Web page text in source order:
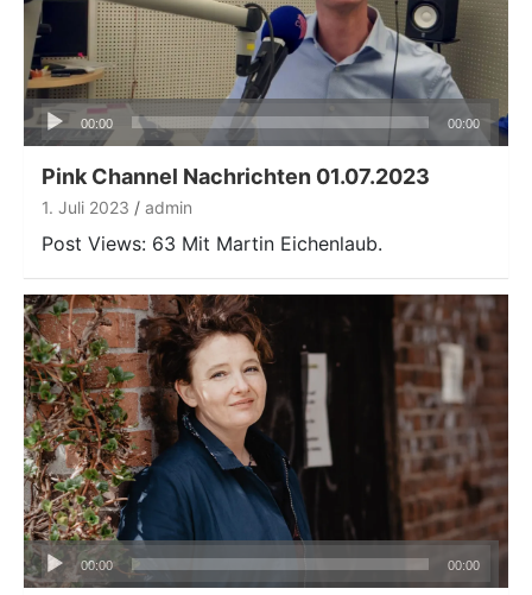
Audio-
Player
00:00 00:00
Pink Channel Nachrichten 01.07.2023
1. Juli 2023 admin
Post Views: 63 Mit Martin Eichenlaub.
Audio-
Player
00:00 00:00